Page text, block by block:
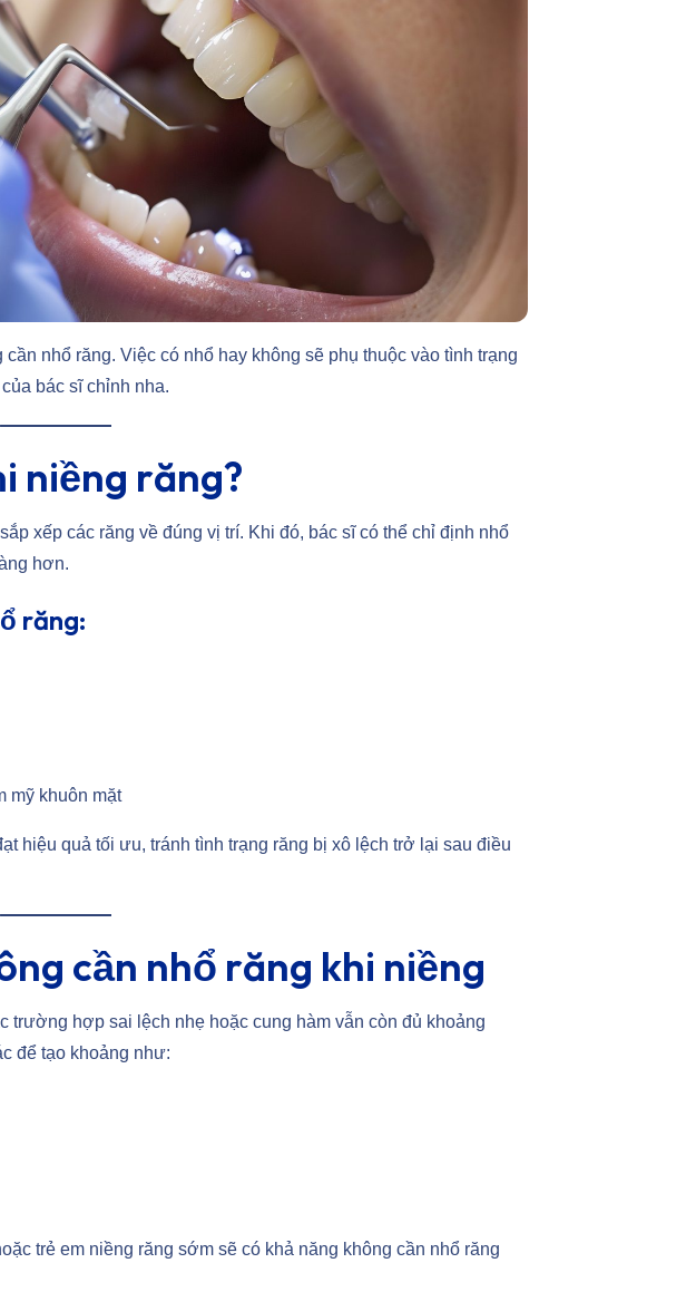
nhổ răng. Việc có nhổ hay không sẽ phụ thuộc vào tình trạng
bác sĩ chỉnh nha.
niềng răng?
xếp các răng về đúng vị trí. Khi đó, bác sĩ có thể chỉ định nhổ
hơn.
răng:
mỹ khuôn mặt
hiệu quả tối ưu, tránh tình trạng răng bị xô lệch trở lại sau điều
cần nhổ răng khi niềng
trường hợp sai lệch nhẹ hoặc cung hàm vẫn còn đủ khoảng
để tạo khoảng như:
trẻ em niềng răng sớm sẽ có khả năng không cần nhổ răng